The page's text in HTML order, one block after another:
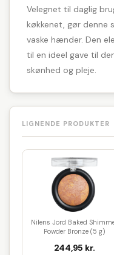
Velegnet til daglig
køkkenet, gør denne
vaske hænder. Den
til en ideel gave til
skønhed og pleje.
LIGNENDE PRODUKTER
Nilens Jord Baked
Powder Bronze (5 g)
244,95 kr.